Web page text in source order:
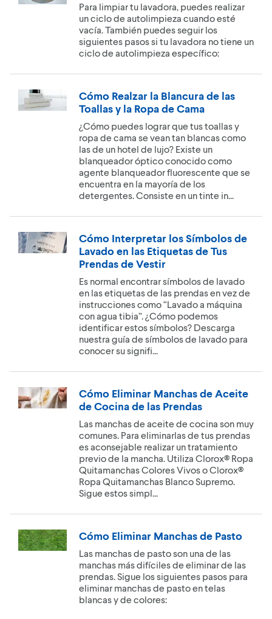
Para limpiar tu lavadora, puedes realizar
un ciclo de autolimpieza cuando esté
vacía. También puedes seguir los
siguientes pasos si tu lavadora no tiene un
ciclo de autolimpieza específico:
Cómo Realzar la Blancura de las
Toallas y la Ropa de Cama
¿Cómo puedes lograr que tus toallas y
ropa de cama se vean tan blancas como
las de un hotel de lujo? Existe un
blanqueador óptico conocido como
agente blanqueador fluorescente que se
encuentra en la mayoría de los
detergentes. Consiste en un tinte in...
Cómo Interpretar los Símbolos de
Lavado en las Etiquetas de Tus
Prendas de Vestir
Es normal encontrar símbolos de lavado
en las etiquetas de las prendas en vez de
instrucciones como “Lavado a máquina
con agua tibia”. ¿Cómo podemos
identificar estos símbolos? Descarga
nuestra guía de símbolos de lavado para
conocer su signifi...
Cómo Eliminar Manchas de Aceite
de Cocina de las Prendas
Las manchas de aceite de cocina son muy
comunes. Para eliminarlas de tus prendas
es aconsejable realizar un tratamiento
previo de la mancha. Utiliza Clorox® Ropa
Quitamanchas Colores Vivos o Clorox®
Ropa Quitamanchas Blanco Supremo.
Sigue estos simpl...
Cómo Eliminar Manchas de Pasto
Las manchas de pasto son una de las
manchas más difíciles de eliminar de las
prendas. Sigue los siguientes pasos para
eliminar manchas de pasto en telas
blancas y de colores: